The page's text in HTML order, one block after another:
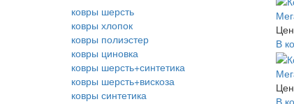
ковры шерсть
ковры хлопок
ковры полиэстер
ковры циновка
ковры шерсть+синтетика
ковры шерсть+вискоза
ковры синтетика
В
В